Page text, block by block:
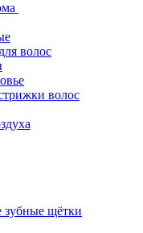
волос
волос
зубные щётки